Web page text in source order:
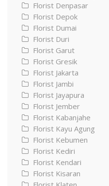
Florist Denpasar
Florist Depok
Florist Dumai
Florist Duri
Florist Garut
Florist Gresik
Florist Jakarta
Florist Jambi
Florist Jayapura
Florist Jember
Florist Kabanjahe
Florist Kayu Agung
Florist Kebumen
Florist Kediri
Florist Kendari
Florist Kisaran